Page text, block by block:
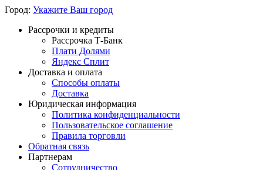
Город: Укажите Ваш город
Рассрочки и кредиты
Рассрочка Т-Банк
Плати Долями
Яндекс Сплит
Доставка и оплата
Способы оплаты
Доставка
Юридическая информация
Политика конфиденциальности
Пользовательское соглашение
Правила торговли
Обратная связь
Партнерам
Сотрудничество